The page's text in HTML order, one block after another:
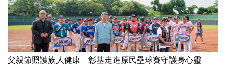
父親節照護族人健康 彰基走進原民壘球賽守護身心靈